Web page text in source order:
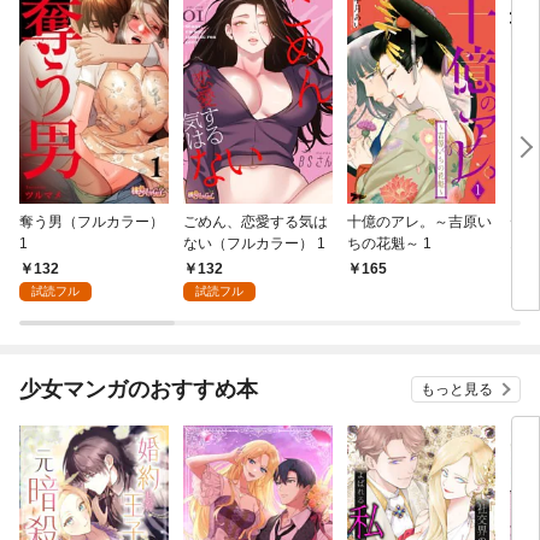
奪う男（フルカラー）
1
132
試読フル
ごめん、恋愛する気は
ない（フルカラー） 1
132
試読フル
十億のアレ。～吉原い
ちの花魁～ 1
165
デ
少女マンガのおすすめ本 もっと見る